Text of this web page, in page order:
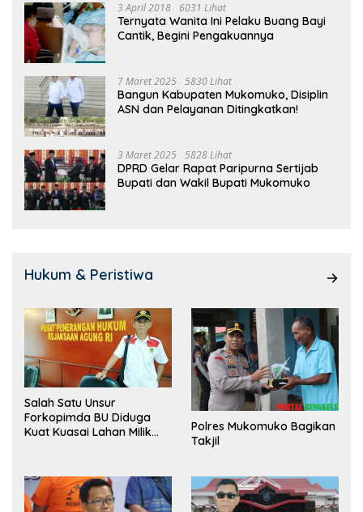
3 April 2018 6031 Lihat
Ternyata Wanita Ini Pelaku Buang Bayi
Cantik, Begini Pengakuannya
7 Maret 2025 5830 Lihat
Bangun Kabupaten Mukomuko, Disiplin
ASN dan Pelayanan Ditingkatkan!
3 Maret 2025 5828 Lihat
DPRD Gelar Rapat Paripurna Sertijab
Bupati dan Wakil Bupati Mukomuko
Hukum & Peristiwa
Salah Satu Unsur
Forkopimda BU Diduga
Kuat Kuasai Lahan Milik
Polres Mukomuko Bagikan
Takjil